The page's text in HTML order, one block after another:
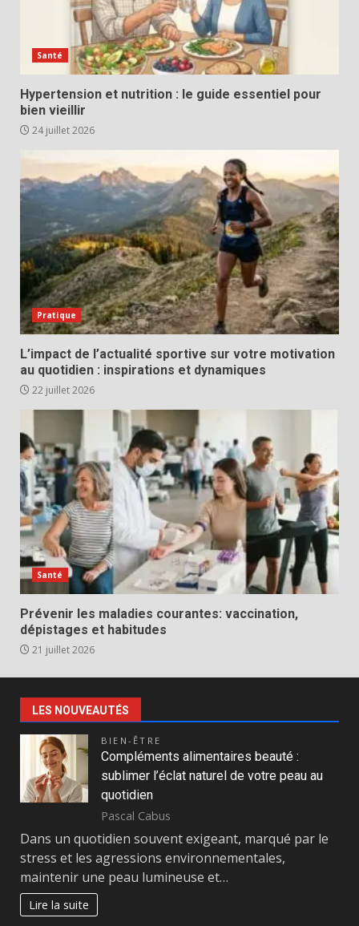
Santé
Hypertension et nutrition : le guide essentiel pour
bien vieillir
24 juillet 2026
Pratique
L’impact de l’actualité sportive sur votre motivation
au quotidien : inspirations et dynamiques
22 juillet 2026
Santé
Prévenir les maladies courantes: vaccination,
dépistages et habitudes
21 juillet 2026
LES NOUVEAUTÉS
BIEN-ÊTRE
Compléments alimentaires beauté :
sublimer l’éclat naturel de votre peau au
quotidien
Pascal Cabus
Dans un quotidien souvent exigeant, marqué par le
stress et les agressions environnementales,
maintenir une peau lumineuse et…
Lire la suite